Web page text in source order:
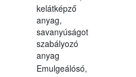
kelátképző
anyag,
savanyúságot
szabályozó
anyag
Emulgeálósó,